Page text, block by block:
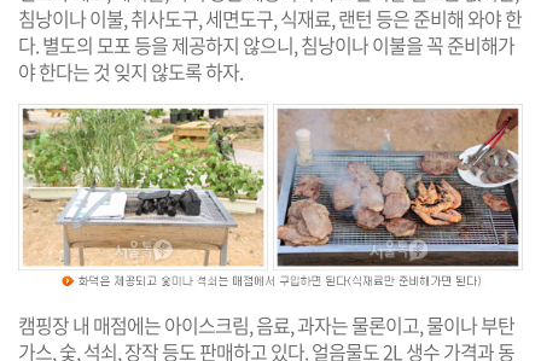
침낭이나 이불, 취사도구, 세면도구, 식재료, 랜턴 등은 준비해 와야 한
다. 별도의 모포 등을 제공하지 않으니, 침낭이나 이불을 꼭 준비해가
야 한다는 것 잊지 않도록 하자.
캠핑장 내 매점에는 아이스크림, 음료, 과자는 물론이고, 물이나 부탄
가스, 숯, 석쇠, 장작 등도 판매하고 있다. 얼음물도 2L 생수 가격과 동